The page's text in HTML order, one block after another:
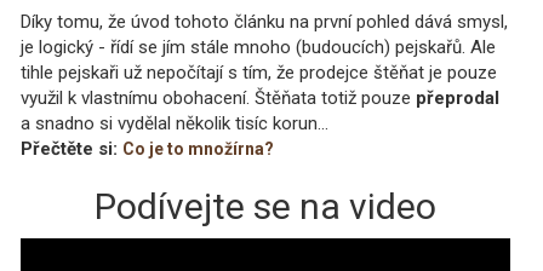
Díky tomu, že úvod tohoto článku na první pohled dává smysl,
je logický - řídí se jím stále mnoho (budoucích) pejskařů. Ale
tihle pejskaři už nepočítají s tím, že prodejce štěňat je pouze
využil k vlastnímu obohacení. Štěňata totiž pouze přeprodal
a snadno si vydělal několik tisíc korun...
Přečtěte si: Co je to množírna?
Podívejte se na video